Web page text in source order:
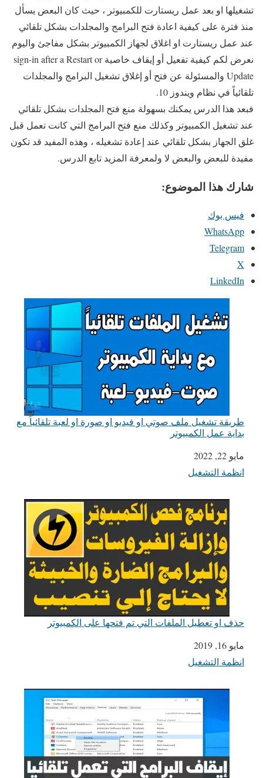
تشغيلها او بعد عمل ريستارت للكمبيوتر ، حيث كان البعض يسأل
منذ فترة على كيفية اعادة فتح البرامج والمجلدات بشكل تلقائي
عند عمل ريستارت او اغلاق لجهاز الكمبيوتر بشكل مفاجئ واليوم
نعرض لكم كيفية تفعيل أو إيقاف خاصية sign-in after a Restart or
Update والمسئولة عن فتح أو إغلاق تشغيل البرامج والمجلدات
تلقائياً في نظام ويندوز 10.
فبعد هذا الدرس يمكنك بسهولة منع فتح المجلدات بشكل تلقائي
عند تشغيل الكمبيوتر وكذلك منع فتح البرامج التي كانت تعمل قبل
غلق الجهاز بشكل تلقائي عند إعادة تشغيله ، وهذه المفيد قد تكون
مفيدة للبعض والبعض لا ولمعرفة المزيد تابع الدرس.
شارك هذا الموضوع:
فيس بوك
WhatsApp
Telegram
X
LinkedIn
طريقة تشغيل ملف صوتي او فيديو او صورة او لعبة تلقائياً مع
بداية عمل الكمبيوتر
التاريخ
مايو 22, 2022
في ما يتعلق بما يأتي
انظمة التشغيل
حذف او تعطيل الملفات التي تم فتحها على الكمبيوتر
التاريخ
مايو 16, 2019
في ما يتعلق بما يأتي
انظمة التشغيل